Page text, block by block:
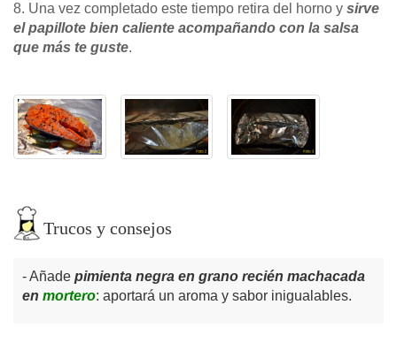
8. Una vez completado este tiempo retira del horno y sirve
el papillote bien caliente acompañando con la salsa
que más te guste.
Trucos y consejos
Añade pimienta negra en grano recién machacada
en mortero: aportará un aroma y sabor inigualables.